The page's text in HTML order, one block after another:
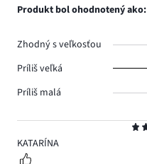
3
KATARÍNA
Produkt bol ohodnotený ako:
Zhodný s veľkosťou
Príliš veľká
Príliš malá